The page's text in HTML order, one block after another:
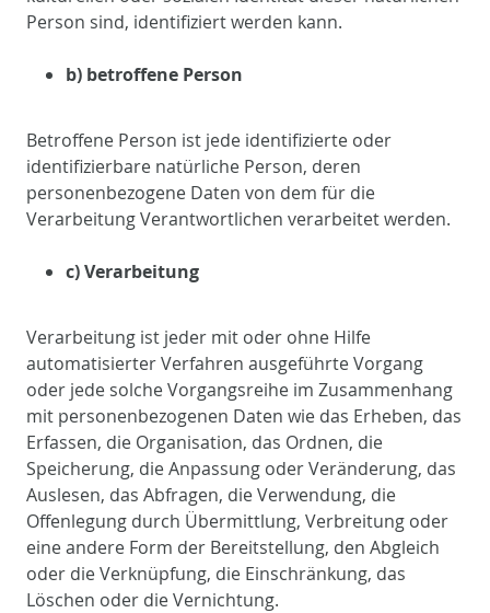
Person sind, identifiziert werden kann.
b) betroffene Person
Betroffene Person ist jede identifizierte oder
identifizierbare natürliche Person, deren
personenbezogene Daten von dem für die
Verarbeitung Verantwortlichen verarbeitet werden.
c) Verarbeitung
Verarbeitung ist jeder mit oder ohne Hilfe
automatisierter Verfahren ausgeführte Vorgang
oder jede solche Vorgangsreihe im Zusammenhang
mit personenbezogenen Daten wie das Erheben, das
Erfassen, die Organisation, das Ordnen, die
Speicherung, die Anpassung oder Veränderung, das
Auslesen, das Abfragen, die Verwendung, die
Offenlegung durch Übermittlung, Verbreitung oder
eine andere Form der Bereitstellung, den Abgleich
oder die Verknüpfung, die Einschränkung, das
Löschen oder die Vernichtung.